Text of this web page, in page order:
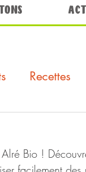
Recettes
Bio !